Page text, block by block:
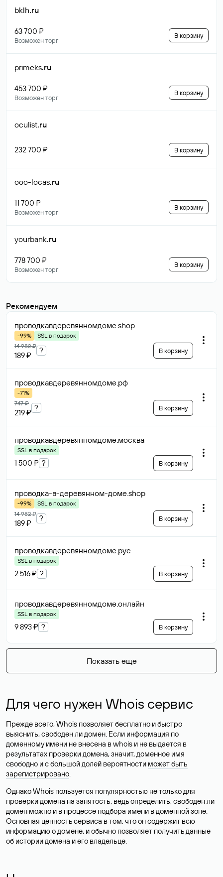
bklh.ru
63 700 ₽
Возможен торг
В корзину
primeks.ru
453 700 ₽
Возможен торг
В корзину
oculist.ru
232 700 ₽ В корзину
ooo-locas.ru
11 700 ₽
Возможен торг
В корзину
yourbank.ru
778 700 ₽
Возможен торг
В корзину
Рекомендуем
проводкавдеревянномдоме.shop
-99%
SSL в подарок
14 982 ₽
189 ₽
? В корзину
проводкавдеревянномдоме.рф
-71%
747 ₽
219 ₽
? В корзину
проводкавдеревянномдоме.москва
SSL в подарок
1 500 ₽ ? В корзину
проводка-в-деревянном-доме.shop
-99%
SSL в подарок
14 982 ₽
189 ₽
? В корзину
проводкавдеревянномдоме.рус
SSL в подарок
2 516 ₽ ? В корзину
проводкавдеревянномдоме.онлайн
SSL в подарок
9 893 ₽ ? В корзину
Показать еще
Для чего нужен Whois сервис
Прежде всего, Whois позволяет бесплатно и быстро
выяснить, свободен ли домен. Если информация по
доменному имени не внесена в whois и не выдается в
результатах проверки домена, значит, доменное имя
свободно и с большой долей вероятности может быть
зарегистрировано.
Однако Whois пользуется популярностью не только для
проверки домена на занятость, ведь определить, свободен ли
домен можно и в процессе подбора имени в доменной зоне.
Основная ценность сервиса в том, что он содержит всю
информацию о домене, и обычно позволяет получить данные
об истории домена и его владельце.